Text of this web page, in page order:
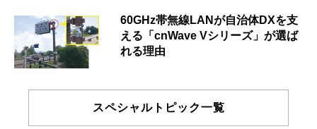
60GHz帯無線LANが自治体DXを支
える「cnWave Vシリーズ」が選ば
れる理由
スペシャルトピック一覧